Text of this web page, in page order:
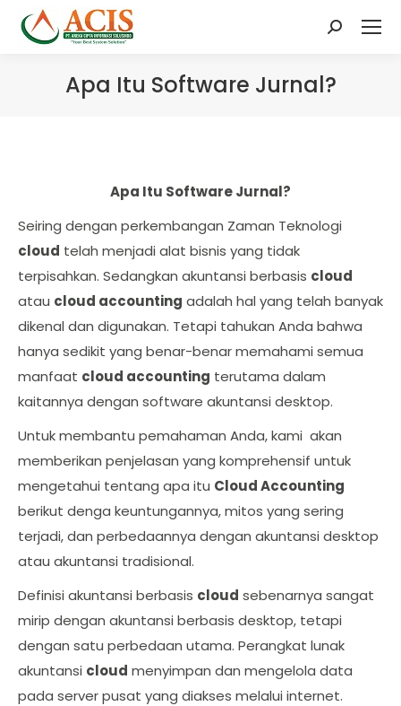
Search:
Apa Itu Software Jurnal?
Apa Itu Software Jurnal?
Seiring dengan perkembangan Zaman Teknologi
cloud telah menjadi alat bisnis yang tidak
terpisahkan. Sedangkan akuntansi berbasis cloud
atau cloud accounting adalah hal yang telah banyak
dikenal dan digunakan. Tetapi tahukan Anda bahwa
hanya sedikit yang benar-benar memahami semua
manfaat cloud accounting terutama dalam
kaitannya dengan software akuntansi desktop.
Untuk membantu pemahaman Anda, kami akan
memberikan penjelasan yang komprehensif untuk
mengetahui tentang apa itu Cloud Accounting
berikut denga keuntungannya, mitos yang sering
terjadi, dan perbedaannya dengan akuntansi desktop
atau akuntansi tradisional.
Definisi akuntansi berbasis cloud sebenarnya sangat
mirip dengan akuntansi berbasis desktop, tetapi
dengan satu perbedaan utama. Perangkat lunak
akuntansi cloud menyimpan dan mengelola data
pada server pusat yang diakses melalui internet.